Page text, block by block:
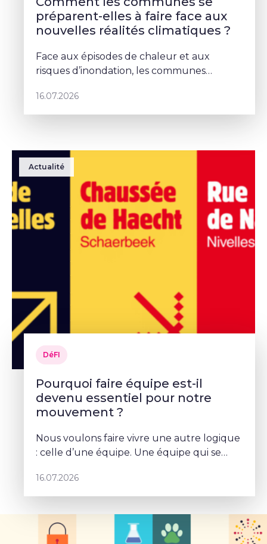
préparent-elles à faire face aux
nouvelles réalités climatiques ?
Face aux épisodes de chaleur et aux
risques d’inondation, les communes
Schaerbeek, Deborah Lorenzino mise sur la
végétalisation et la participation cito
16.07.2026
Actualité
DéFI
Pourquoi faire équipe est-il
devenu essentiel pour notre
mouvement ?
Nous voulons faire vivre une autre logique
: celle d’une équipe. Une équipe qui se
projet commun – Sophie Rohonyi
16.07.2026